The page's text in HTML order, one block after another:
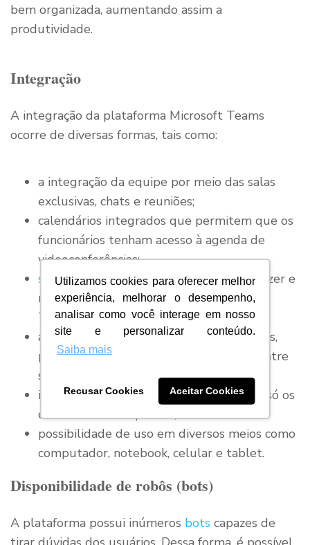
Utilizamos cookies para oferecer melhor
experiência, melhorar o desempenho,
analisar como você interage em nosso
site e personalizar conteúdo.
Saiba mais
Recusar Cookies Aceitar Cookies
bem organizada, aumentando assim a
produtividade.
Integração
A integração da plataforma Microsoft Teams
ocorre de diversas formas, tais como:
a integração da equipe por meio das salas
exclusivas, chats e reuniões;
calendários integrados que permitem que os
funcionários tenham acesso à agenda de
videoconferências;
sistema de telefoniada empresa, para fazer e
receber ligações externas pelo Microsoft
Teams
arquivos compartilhados entre as equipes,
possibilitando que os times cooperem entre
si na resolução de cases;
integração com diversosaplicativos, não só os
do Pacote Office padrão;
possibilidade de uso em diversos meios como
computador, notebook, celular e tablet.
Disponibilidade de robôs (bots)
A plataforma possui inúmeros bots capazes de